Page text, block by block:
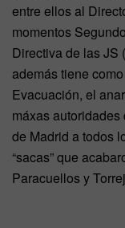
entre ellos al
momentos
Directiva de las JS
además tiene
Evacuación, el
máxas
de Madrid a todos
“sacas” que
Paracuellos y